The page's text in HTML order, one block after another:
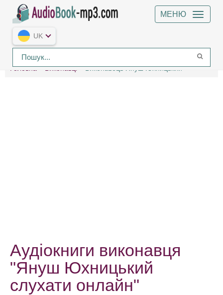
МЕНЮ
UK
Головна Виконавці Виконавець Януш Юхницький
Аудіокниги виконавця
"Януш Юхницький
слухати онлайн"